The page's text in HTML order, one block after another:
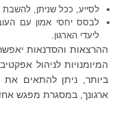
לסייע, ככל שניתן, להשבת
לבסס יחסי אמון עם
ליעדי הארגון.
ההרצאות והסדנאות
המיומנויות לניהול
ביותר, ניתן להתאים את
ארגונך, במסגרת מפגש